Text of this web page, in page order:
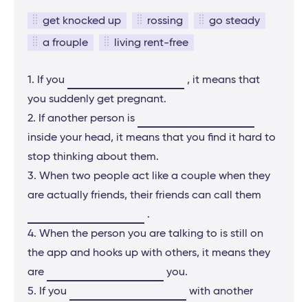
get knocked up rossing
go steady
a frouple
living rent-free
1. If you
, it means that
you suddenly get pregnant.
2. If another person is
inside your head, it means that you find it hard to
stop thinking about them.
3. When two people act like a couple when they
are actually friends, their friends can call them
.
4. When the person you are talking to is still on
the app and hooks up with others, it means they
are
you.
5. If you
with another